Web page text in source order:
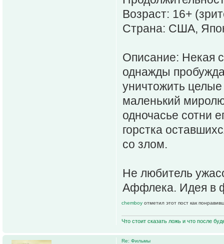
Возраст: 16+
Страна: США,
Описание: Некая
однажды
уничтожить
маленький
одночасье сотни
горстка
со злом.
Не любитель
Аффлека. Идея в
chemboy отметил этот пост как
Что стоит сказать ложь и что после
Re: Фильмы